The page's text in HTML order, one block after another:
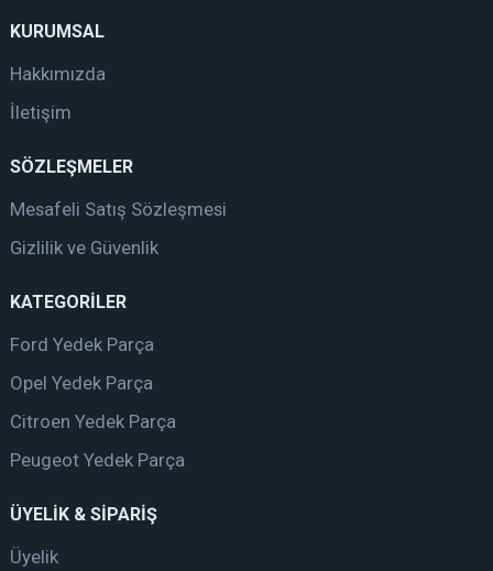
KURUMSAL
Hakkımızda
İletişim
SÖZLEŞMELER
Mesafeli Satış Sözleşmesi
Gizlilik ve Güvenlik
KATEGORİLER
Ford Yedek Parça
Opel Yedek Parça
Citroen Yedek Parça
Peugeot Yedek Parça
ÜYELİK & SİPARİŞ
Üyelik